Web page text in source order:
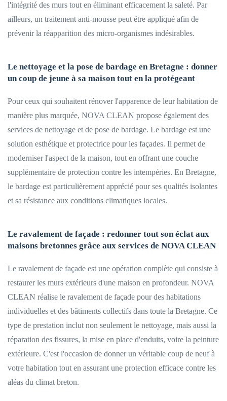
l'intégrité des murs tout en éliminant efficacement la saleté. Par
ailleurs, un traitement anti-mousse peut être appliqué afin de
prévenir la réapparition des micro-organismes indésirables.
Le nettoyage et la pose de bardage en Bretagne : donner
un coup de jeune à sa maison tout en la protégeant
Pour ceux qui souhaitent rénover l'apparence de leur habitation de
manière plus marquée, NOVA CLEAN propose également des
services de nettoyage et de pose de bardage. Le bardage est une
solution esthétique et protectrice pour les façades. Il permet de
moderniser l'aspect de la maison, tout en offrant une couche
supplémentaire de protection contre les intempéries. En Bretagne,
le bardage est particulièrement apprécié pour ses qualités isolantes
et sa résistance aux conditions climatiques locales.
Le ravalement de façade : redonner tout son éclat aux
maisons bretonnes grâce aux services de NOVA CLEAN
Le ravalement de façade est une opération complète qui consiste à
restaurer les murs extérieurs d'une maison en profondeur. NOVA
CLEAN réalise le ravalement de façade pour des habitations
individuelles et des bâtiments collectifs dans toute la Bretagne. Ce
type de prestation inclut non seulement le nettoyage, mais aussi la
réparation des fissures, la mise en place d'enduits, voire la peinture
extérieure. C'est l'occasion de donner un véritable coup de neuf à
votre habitation tout en assurant une protection efficace contre les
aléas du climat breton.